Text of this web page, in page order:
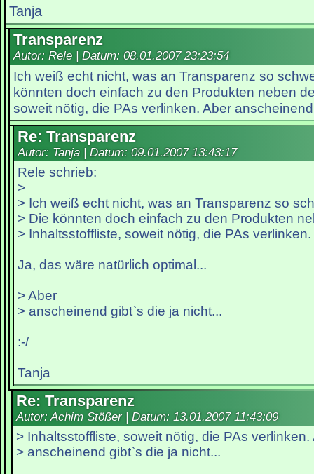
Tanja
Transparenz
Autor: Rele | Datum: 08.01.2007 23:23:54
Ich weiß echt nicht, was an Transparenz so
könnten doch einfach zu den Produkten neben
soweit nötig, die PAs verlinken. Aber
Re: Transparenz
Autor: Tanja | Datum: 09.01.2007 13:43:17
Rele schrieb:
>
> Ich weiß echt nicht, was an Transparenz so
> Die könnten doch einfach zu den Produkten
> Inhaltsstoffliste, soweit nötig, die PAs verlinken.
Ja, das wäre natürlich optimal...
> Aber
> anscheinend gibt`s die ja nicht...
:-/
Tanja
Re: Transparenz
Autor: Achim Stößer | Datum: 13.01.2007 11:43:09
> Inhaltsstoffliste, soweit nötig, die PAs verlinken.
> anscheinend gibt`s die ja nicht...